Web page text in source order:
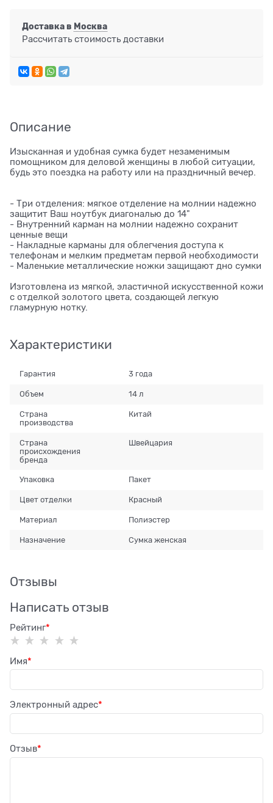
Доставка в Москва
Рассчитать стоимость доставки
Описание
Изысканная и удобная сумка будет незаменимым
помощником для деловой женщины в любой ситуации,
будь это поездка на работу или на праздничный вечер.
- Три отделения: мягкое отделение на молнии надежно
защитит Ваш ноутбук диагональю до 14"
- Внутренний карман на молнии надежно сохранит
ценные вещи
- Накладные карманы для облегчения доступа к
телефонам и мелким предметам первой необходимости
- Маленькие металлические ножки защищают дно сумки
Изготовлена из мягкой, эластичной искусственной кожи
с отделкой золотого цвета, создающей легкую
гламурную нотку.
Характеристики
Гарантия 3 года
Объем 14 л
Страна
производства
Китай
Страна
происхождения
бренда
Швейцария
Упаковка Пакет
Цвет отделки Красный
Материал Полиэстер
Назначение Сумка женская
Отзывы
Написать отзыв
Рейтинг
Имя
Электронный адрес
Отзыв